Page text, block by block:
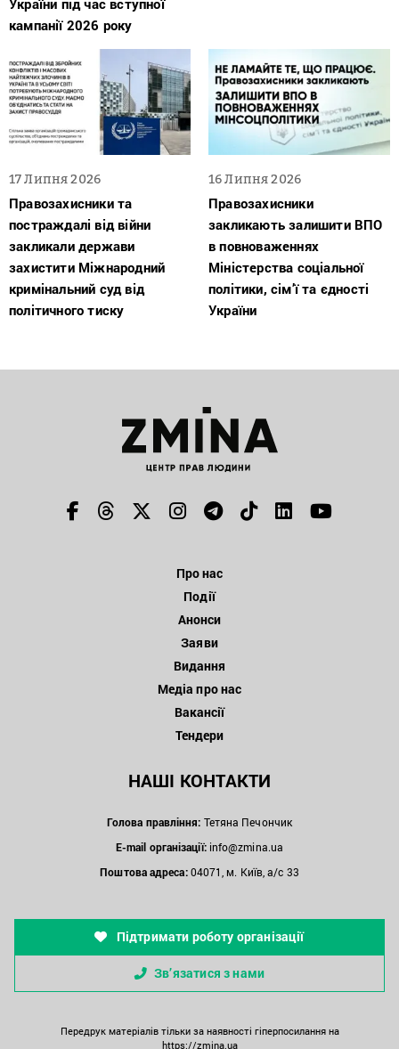
України під час вступної
кампанії 2026 року
17 Липня 2026
Правозахисники та
постраждалі від війни
закликали держави
захистити Міжнародний
кримінальний суд від
політичного тиску
16 Липня 2026
Правозахисники
закликають залишити ВПО
в повноваженнях
Міністерства соціальної
політики, сім’ї та єдності
України
Про нас
Події
Анонси
Заяви
Видання
Медіа про нас
Вакансії
Тендери
НАШІ КОНТАКТИ
Голова правління: Тетяна Печончик
E-mail організації: info@zmina.ua
Поштова адреса:04071, м. Київ, а/с 33
Підтримати роботу організації
Зв’язатися з нами
Передрук матеріалів тільки за наявності гіперпосилання на
https://zmina.ua